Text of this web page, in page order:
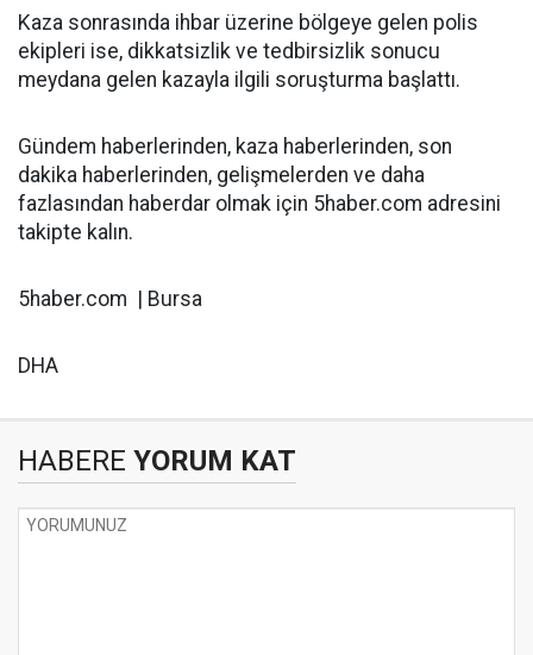
Kaza sonrasında ihbar üzerine bölgeye gelen polis
ekipleri ise, dikkatsizlik ve tedbirsizlik sonucu
meydana gelen kazayla ilgili soruşturma başlattı.
Gündem haberlerinden, kaza haberlerinden, son
dakika haberlerinden, gelişmelerden ve daha
fazlasından haberdar olmak için 5haber.com adresini
takipte kalın.
5haber.com | Bursa
DHA
HABERE YORUM KAT